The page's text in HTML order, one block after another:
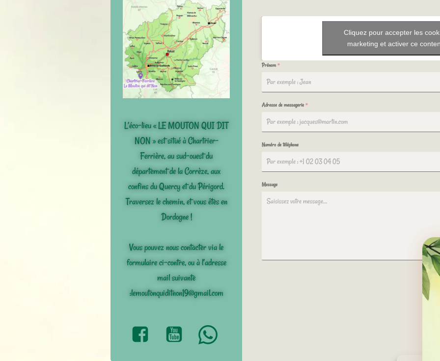
L’éco-lieu « LE MOUTON QUI DIT
NON » est situé à Chartrier-
Ferrière, au sud-ouest du
département de la Corrèze, aux
confins du Quercy et du Périgord.
Traversez le chemin, et vous êtes en
Dordogne !
Vous pouvez nous contacter via le
formulaire ci-contre, ou à l’adresse
mail suivante
:lemoutonquiditnon19@gmail.com
Cliquez pour accepter les
marketing et activer ce
Prénom*
Adresse de messagerie*
Numéro de téléphone
Message